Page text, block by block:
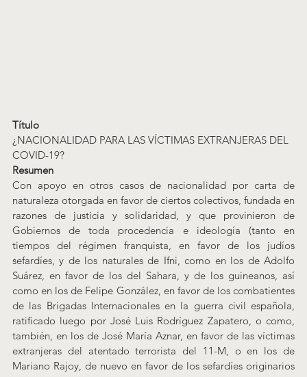
Título
¿NACIONALIDAD PARA LAS VÍCTIMAS EXTRANJERAS DEL
COVID-19?
Resumen
Con apoyo en otros casos de nacionalidad por carta de
naturaleza otorgada en favor de ciertos colectivos, fundada en
razones de justicia y solidaridad, y que provinieron de
Gobiernos de toda procedencia e ideología (tanto en
tiempos del régimen franquista, en favor de los judíos
sefardíes, y de los naturales de Ifni, como en los de Adolfo
Suárez, en favor de los del Sahara, y de los guineanos, así
como en los de Felipe González, en favor de los combatientes
de las Brigadas Internacionales en la guerra civil española,
ratificado luego por José Luis Rodríguez Zapatero, o como,
también, en los de José María Aznar, en favor de las víctimas
extranjeras del atentado terrorista del 11-M, o en los de
Mariano Rajoy, de nuevo en favor de los sefardíes originarios